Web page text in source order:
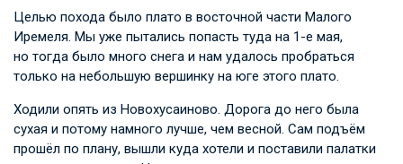
Целью похода было плато в восточной части Малого
Иремеля. Мы уже пытались попасть туда на 1-е мая,
но тогда было много снега и нам удалось пробраться
только на небольшую вершинку на юге этого плато.
Ходили опять из Новохусаиново. Дорога до него была
сухая и потому намного лучше, чем весной. Сам подъём
прошёл по плану, вышли куда хотели и поставили палатки